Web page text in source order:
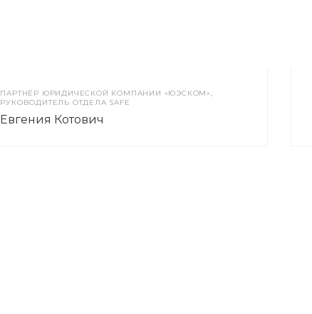
ПАРТНЁР ЮРИДИЧЕСКОЙ КОМПАНИИ «ЮЭСКОМ»,
РУКОВОДИТЕЛЬ ОТДЕЛА SAFE
Евгения Котович